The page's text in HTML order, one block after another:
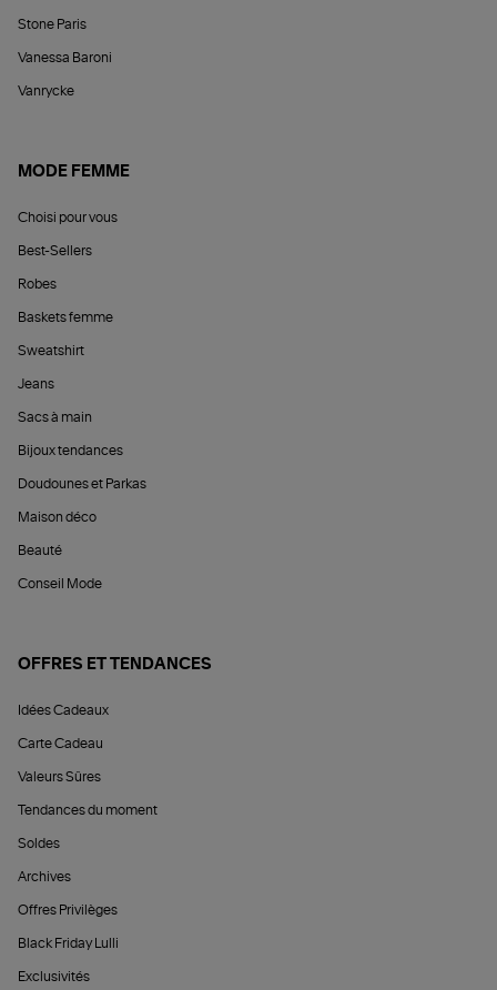
Stone Paris
Vanessa Baroni
Vanrycke
MODE FEMME
Choisi pour vous
Best-Sellers
Robes
Baskets femme
Sweatshirt
Jeans
Sacs à main
Bijoux tendances
Doudounes et Parkas
Maison déco
Beauté
Conseil Mode
OFFRES ET TENDANCES
Idées Cadeaux
Carte Cadeau
Valeurs Sûres
Tendances du moment
Soldes
Archives
Offres Privilèges
Black Friday Lulli
Exclusivités